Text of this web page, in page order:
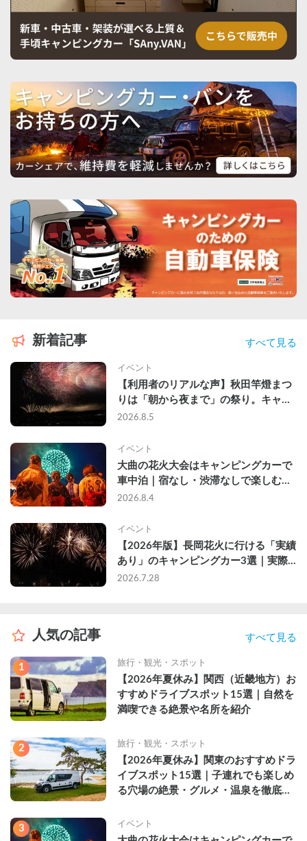
新着記事 すべて見る
イベント
【利用者のリアルな声】秋田竿燈まつ
りは「朝から夜まで」の祭り。キャン
ピングカーで行った2組の記録
2026.8.5
イベント
大曲の花火大会はキャンピングカーで
車中泊｜宿なし・渋滞なしで楽しむ
2026年完全ガイド
2026.8.4
イベント
【2026年版】長岡花火に行ける「実績
あり」のキャンピングカー3選｜実際
に利用したゲストのレビュー付き
2026.7.28
人気の記事 すべて見る
1 旅行・観光・スポット
【2026年夏休み】関西（近畿地方）お
すすめドライブスポット15選｜自然を
満喫できる絶景や名所を紹介
2 旅行・観光・スポット
【2026年夏休み】関東のおすすめドラ
イブスポット15選｜子連れでも楽しめ
る穴場の絶景・グルメ・温泉を徹底解
3 イベント